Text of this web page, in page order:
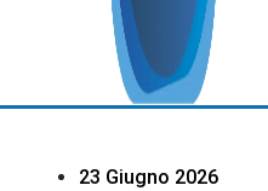
23 Giugno 2026